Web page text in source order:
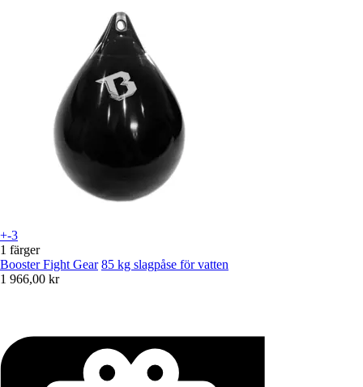
+-3
1 färger
Booster Fight Gear 85 kg slagpåse för vatten
1 966,00 kr